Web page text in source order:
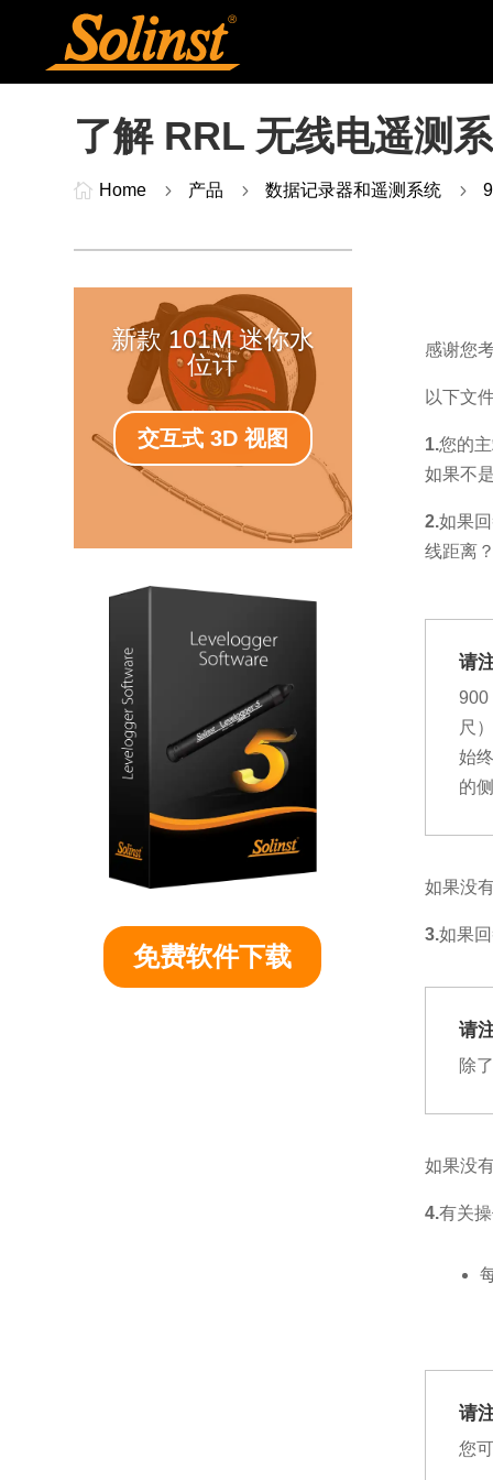
了解 RRL 无线电遥测
 Home 5 产品 5 数据记录器和遥测系统 5
新款 101M 迷你水
位计
交互式 3D 视图
免费软件下载
感谢您
以下文
1.您的
如果不
2.如果
线距离
请
900
尺
始
的
如果没
3.如果
请
除
如果没
4.有关
请
您